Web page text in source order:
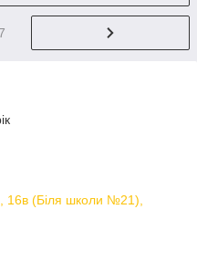
16в (Біля школи №21),